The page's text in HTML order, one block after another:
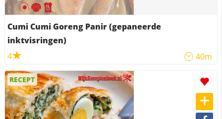
Cumi Cumi Goreng Panir (gepaneerde
inktvisringen)
4
40m
RECEPT